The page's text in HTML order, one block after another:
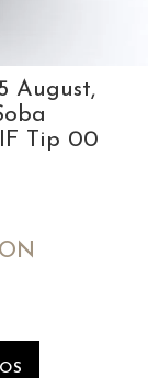
August,
Tip 00